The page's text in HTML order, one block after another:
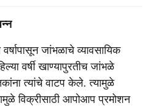
जांभळाचे व्यावसायिक
वर्षी खाण्यापुरतीच जांभळे
त्यांचे वाटप केले. त्यामुळे
विक्रीसाठी आपोआप प्रमोशन